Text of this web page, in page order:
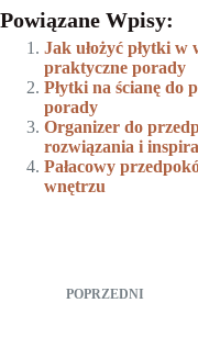
Powiązane Wpisy:
Jak ułożyć płytki
praktyczne porady
Płytki na ścianę do
porady
Organizer do
rozwiązania i
Pałacowy
wnętrzu
POPRZEDNI